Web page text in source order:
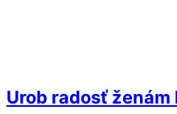
Urob radosť